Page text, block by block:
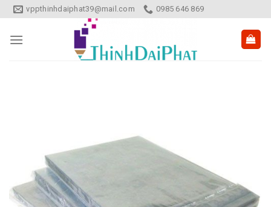
Skip
to
content
vppthinhdaiphat39@mail.com 0985 646 869